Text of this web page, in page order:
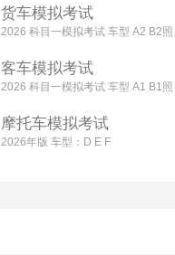
货车模拟考试
2026 科目一模拟考试 车型 A2 B2照
客车模拟考试
2026 科目一模拟考试 车型 A1 B1照
摩托车模拟考试
2026年版 车型：D E F